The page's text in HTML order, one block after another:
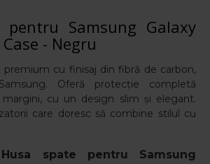
pentru Samsung Galaxy
- Negru
cu finisaj din fibră de carbon,
Oferă protecție completă
cu un design slim și elegant.
care doresc să combine stilul cu
Husa spate pentru Samsung